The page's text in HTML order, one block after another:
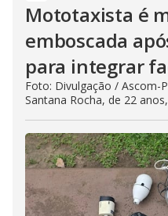
Mototaxista é
emboscada
para integrar
Foto: Divulgação / Ascom-
Santana Rocha, de 22